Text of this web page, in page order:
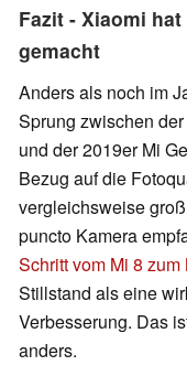
Fazit - Xiaomi
gemacht
Anders als noch im
Sprung zwischen
und der 2019er Mi
Bezug auf die
vergleichsweise
puncto Kamera
Schritt vom Mi 8 zum
Stillstand als eine
Verbesserung. Das
anders.